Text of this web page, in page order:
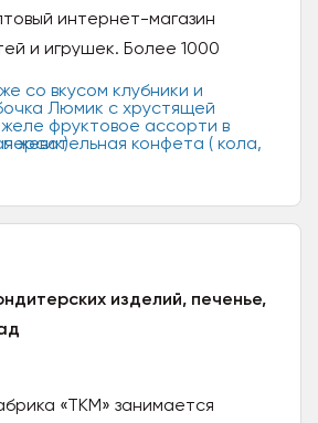
интернет-магазин
и игрушек. Более 1000
товаров прикассовой
изделий, печенье,
«ТКМ» занимается